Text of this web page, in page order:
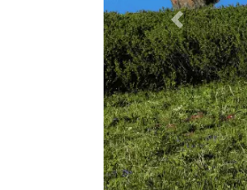
以前的